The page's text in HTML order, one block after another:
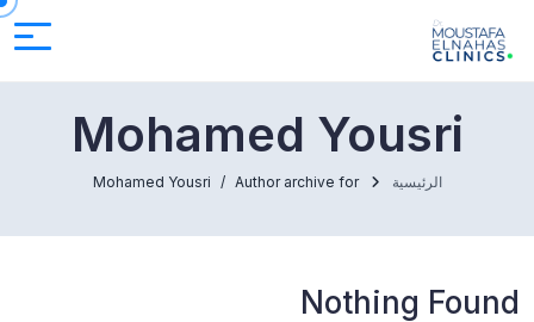
Mohamed Yousri
الرئيسية Author archive for
Mohamed Yousri
Nothing Found